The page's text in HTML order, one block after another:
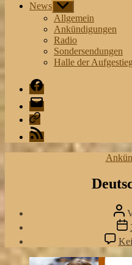
News Untermenü
anzeigen
Allgemein
Ankündigungen
Radio
Sondersendungen
Halle der
Facebook
Mail
Playlist
RSS